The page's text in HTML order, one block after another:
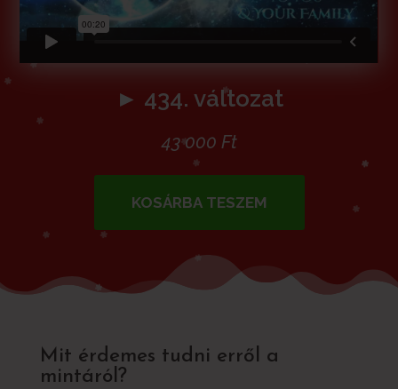
► 434. változat
43 000 Ft
KOSÁRBA TESZEM
Mit érdemes tudni erről a
mintáról?